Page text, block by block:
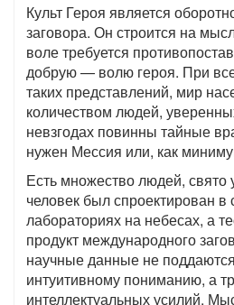
Культ Героя является
заговора. Он строится на
воле требуется
добрую — волю героя. При
таких представлений, мир
количеством людей,
невзгодах повинны тайные
нужен Мессия или, как
Есть множество людей, свято
человек был спроектирован в
лабораториях на небесах, а
продукт международного
научные данные не
интуитивному пониманию, а
интеллектуальных усилий.